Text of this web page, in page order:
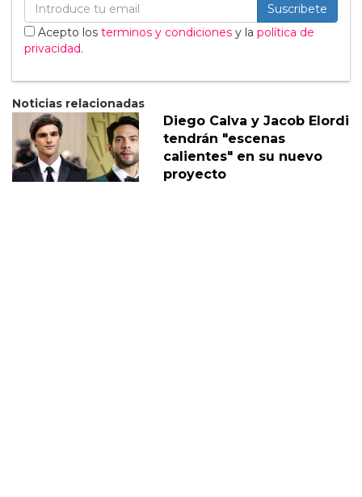
Suscribete
Acepto los terminos y condiciones y la política de
privacidad.
Noticias relacionadas
Diego Calva y Jacob Elordi
tendrán "escenas
calientes" en su nuevo
proyecto